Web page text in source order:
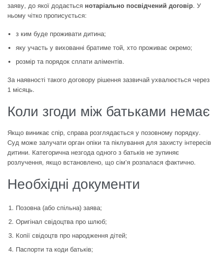
заяву, до якої додається нотаріально посвідчений договір. У
ньому чітко прописується:
з ким буде проживати дитина;
яку участь у вихованні братиме той, хто проживає окремо;
розмір та порядок сплати аліментів.
За наявності такого договору рішення зазвичай ухвалюється через
1 місяць.
Коли згоди між батьками немає
Якщо виникає спір, справа розглядається у позовному порядку.
Суд може залучати орган опіки та піклування для захисту інтересів
дитини. Категорична незгода одного з батьків не зупиняє
розлучення, якщо встановлено, що сім’я розпалася фактично.
Необхідні документи
Позовна (або спільна) заява;
Оригінал свідоцтва про шлюб;
Копії свідоцтв про народження дітей;
Паспорти та коди батьків;